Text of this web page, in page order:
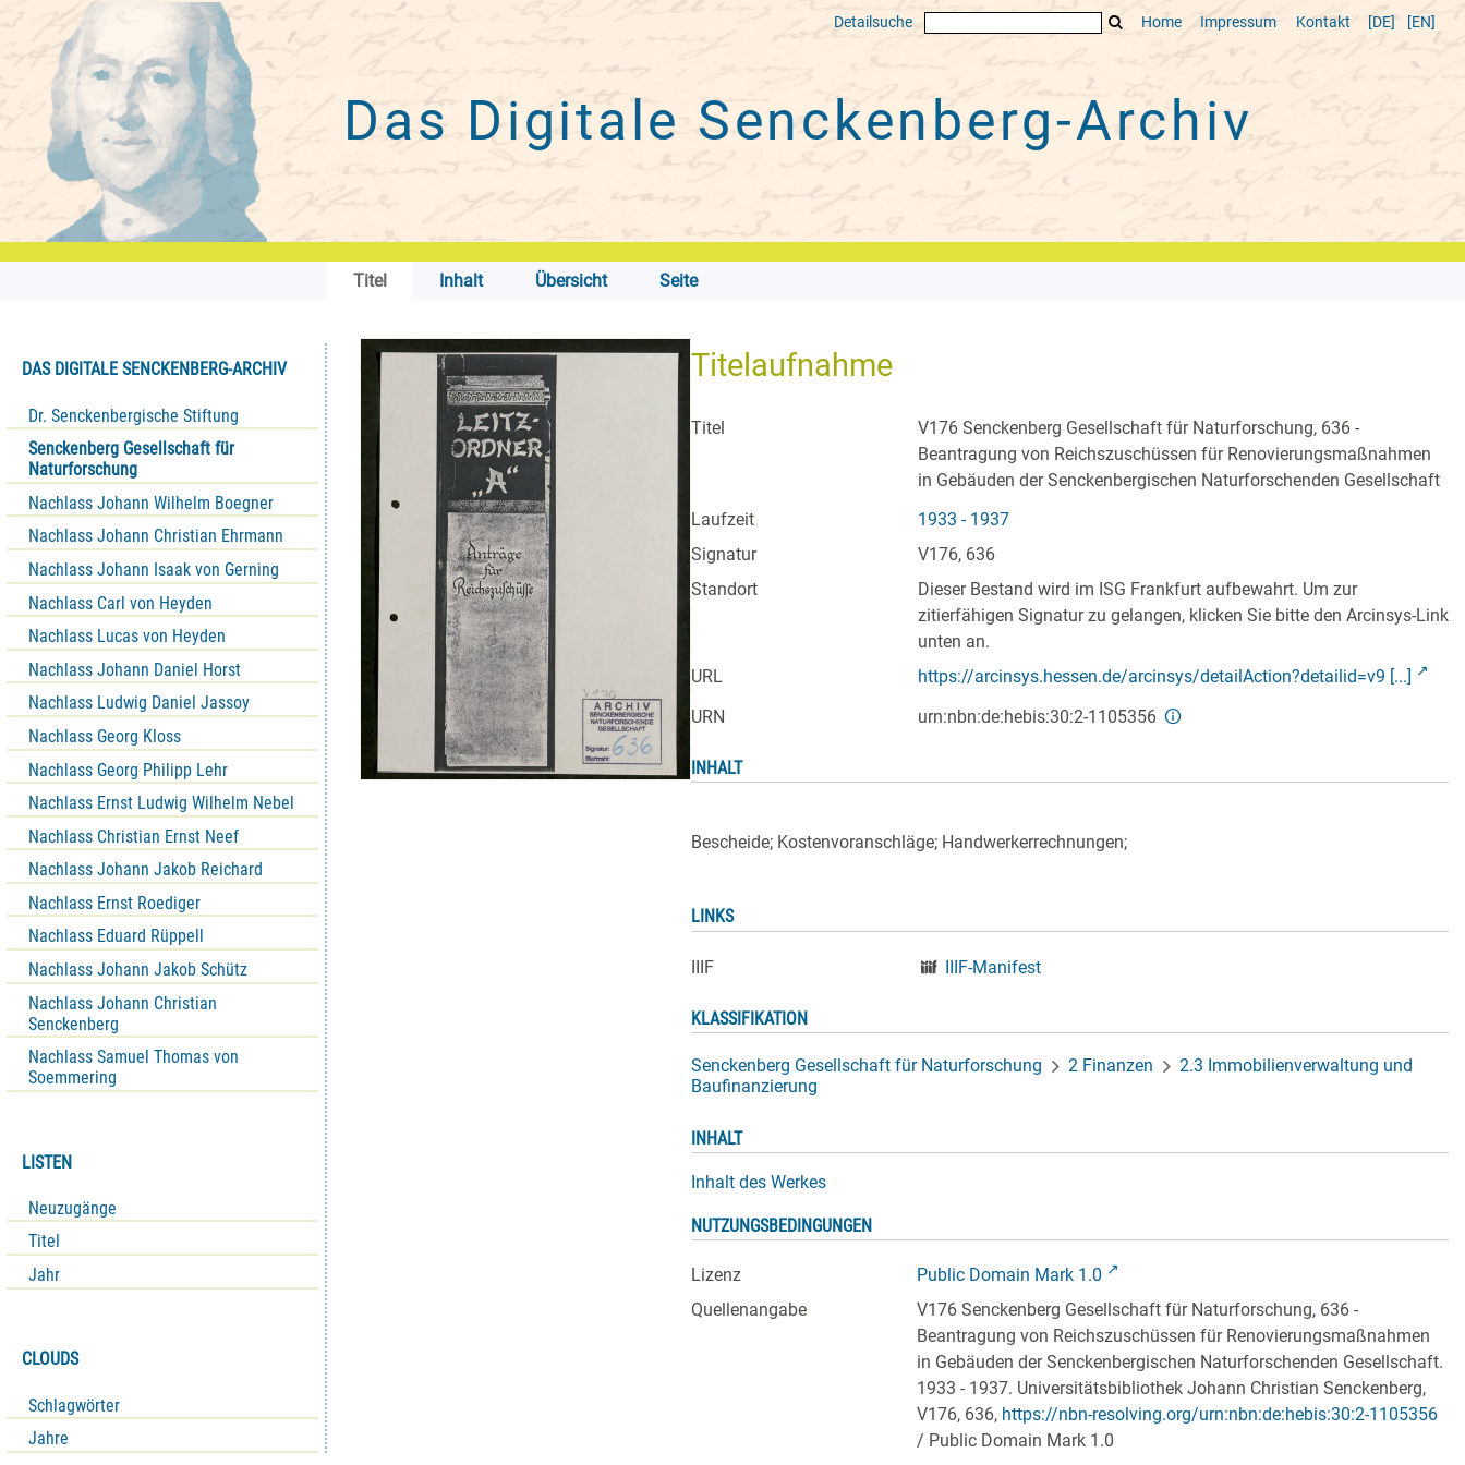
Detailsuche Home Impressum Kontakt [DE] [EN]
Das Digitale Senckenberg-Archiv
Titel Inhalt Übersicht Seite
DAS DIGITALE SENCKENBERG-ARCHIV
Dr. Senckenbergische Stiftung
Senckenberg Gesellschaft für
Naturforschung
Nachlass Johann Wilhelm Boegner
Nachlass Johann Christian Ehrmann
Nachlass Johann Isaak von Gerning
Nachlass Carl von Heyden
Nachlass Lucas von Heyden
Nachlass Johann Daniel Horst
Nachlass Ludwig Daniel Jassoy
Nachlass Georg Kloss
Nachlass Georg Philipp Lehr
Nachlass Ernst Ludwig Wilhelm Nebel
Nachlass Christian Ernst Neef
Nachlass Johann Jakob Reichard
Nachlass Ernst Roediger
Nachlass Eduard Rüppell
Nachlass Johann Jakob Schütz
Nachlass Johann Christian
Senckenberg
Nachlass Samuel Thomas von
Soemmering
LISTEN
Neuzugänge
Titel
Jahr
CLOUDS
Schlagwörter
Jahre
Titelaufnahme
Titel
V176 Senckenberg Gesellschaft für Naturforschung, 636 -
Beantragung von Reichszuschüssen für Renovierungsmaßnahmen
in Gebäuden der Senckenbergischen Naturforschenden Gesellschaft
Laufzeit
1933 - 1937
Signatur
V176, 636
Standort
Dieser Bestand wird im ISG Frankfurt aufbewahrt. Um zur
zitierfähigen Signatur zu gelangen, klicken Sie bitte den Arcinsys-Link
unten an.
URL
https://arcinsys.hessen.de/arcinsys/detailAction?detailid=v9 [...]
URN
urn:nbn:de:hebis:30:2-1105356
INHALT
Bescheide; Kostenvoranschläge; Handwerkerrechnungen;
LINKS
IIIF IIIF-Manifest
KLASSIFIKATION
Senckenberg Gesellschaft für Naturforschung 2 Finanzen
2.3 Immobilienverwaltung und
Baufinanzierung
INHALT
Inhalt des Werkes
NUTZUNGSBEDINGUNGEN
Lizenz
Public Domain Mark 1.0
Quellenangabe
V176 Senckenberg Gesellschaft für Naturforschung, 636 -
Beantragung von Reichszuschüssen für Renovierungsmaßnahmen
in Gebäuden der Senckenbergischen Naturforschenden Gesellschaft.
1933 - 1937. Universitätsbibliothek Johann Christian Senckenberg,
V176, 636, https://nbn-resolving.org/urn:nbn:de:hebis:30:2-1105356
/ Public Domain Mark 1.0